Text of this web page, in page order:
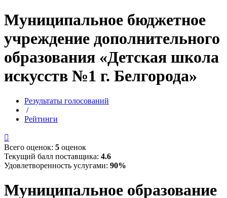
Муниципальное бюджетное
учреждение дополнительного
образования «Детская школа
искусств №1 г. Белгорода»
Результаты голосований
/
Рейтинги

Всего оценок: 5 оценок
Текущий балл поставщика: 4.6
Удовлетворенность услугами: 90%
Муниципальное образование